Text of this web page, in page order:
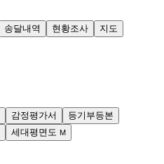
송달내역 현황조사
지도
감정평가서
등기부등본
세대평면도 M